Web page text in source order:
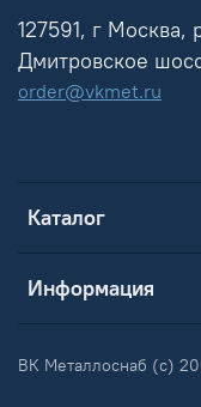
Каталог
Информация
127591, г Москва,
Дмитровское
order@vkmet.ru
ВК Металлоснаб (c)